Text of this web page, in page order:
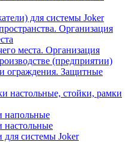
для системы Joker
Организация
места. Организация
(предприятии)
ограждения. Защитные
настольные, стойки, рамки
напольные
настольные
системы Joker